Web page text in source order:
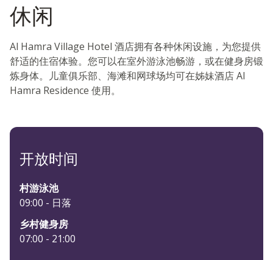
休闲
Al Hamra Village Hotel 酒店拥有各种休闲设施，为您提供
舒适的住宿体验。您可以在室外游泳池畅游，或在健身房锻
炼身体。儿童俱乐部、海滩和网球场均可在姊妹酒店 Al
Hamra Residence 使用。
开放时间
村游泳池
09:00 - 日落
乡村健身房
07:00 - 21:00